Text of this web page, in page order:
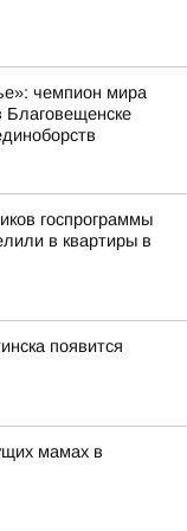
чемпион мира
госпрограммы
в квартиры в
появится
мамах в